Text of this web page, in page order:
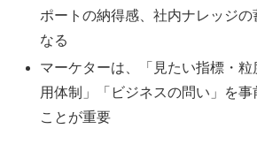
ポートの納得感、社内ナレッジの
なる
マーケターは、「見たい指標・
用体制」「ビジネスの問い」を事
ことが重要